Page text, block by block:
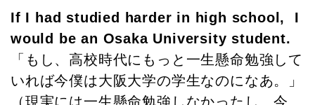
If I had studied harder in high school, I
would be an Osaka University student.
「もし、高校時代にもっと一生懸命勉強して
いれば今僕は大阪大学の学生なのになあ。」
（現実には一生懸命勉強しなかったし、今、